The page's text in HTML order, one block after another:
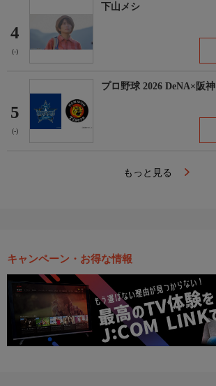
4
(-)
下山メシ
5
(-)
プロ野球 2026 DeNA×阪神
もっと見る
キャンペーン・お得な情報